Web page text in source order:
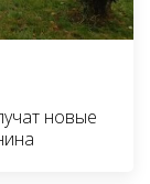
новые